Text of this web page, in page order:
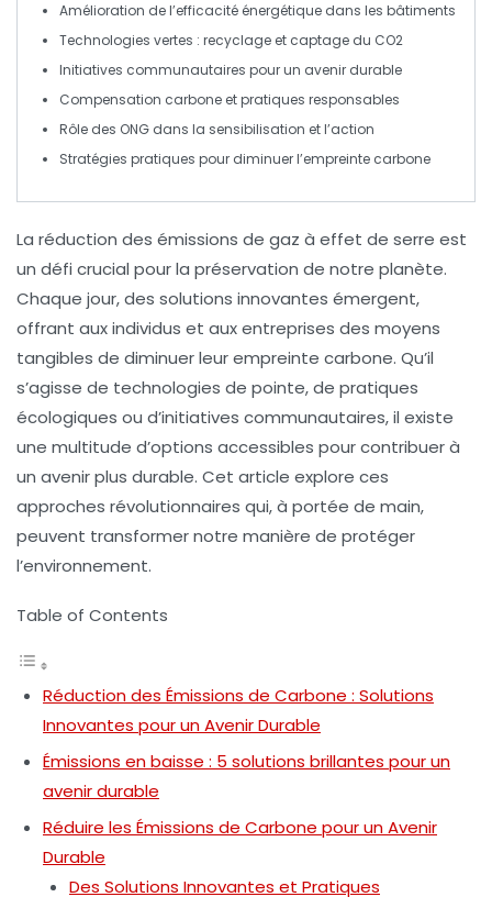
Amélioration de l’efficacité énergétique dans les bâtiments
Technologies vertes : recyclage et captage du CO2
Initiatives communautaires pour un avenir durable
Compensation carbone et pratiques responsables
Rôle des ONG dans la sensibilisation et l’action
Stratégies pratiques pour diminuer l’empreinte carbone
La réduction des émissions de gaz à effet de serre est
un défi crucial pour la préservation de notre planète.
Chaque jour, des solutions innovantes émergent,
offrant aux individus et aux entreprises des moyens
tangibles de diminuer leur empreinte carbone. Qu’il
s’agisse de technologies de pointe, de pratiques
écologiques ou d’initiatives communautaires, il existe
une multitude d’options accessibles pour contribuer à
un avenir plus durable. Cet article explore ces
approches révolutionnaires qui, à portée de main,
peuvent transformer notre manière de protéger
l’environnement.
Table of Contents
Réduction des Émissions de Carbone : Solutions
Innovantes pour un Avenir Durable
Émissions en baisse : 5 solutions brillantes pour un
avenir durable
Réduire les Émissions de Carbone pour un Avenir
Durable
Des Solutions Innovantes et Pratiques